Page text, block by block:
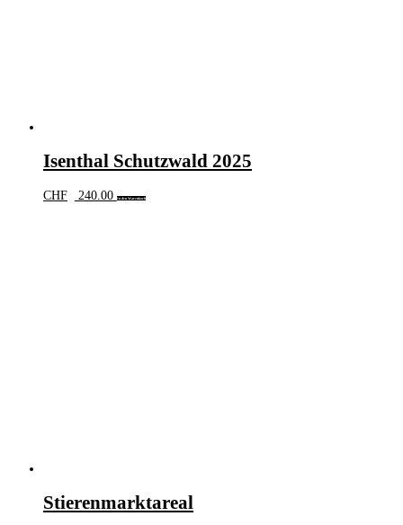
Isenthal Schutzwald 2025
CHF 240.00 In den Warenkorb
Stierenmarktareal